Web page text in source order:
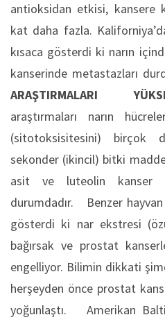
antioksidan etkisi, kansere
kat daha fazla.
kısaca gösterdi ki narın
kanserinde metastazları
ARAŞTIRMALARI
araştırmaları narın
(sitotoksisitesini)
sekonder (ikincil) bitki
asit ve luteolin kanser
durumdadır. Benzer
gösterdi ki nar ekstresi
bağırsak ve prostat
engelliyor. Bilimin dikkati
herşeyden önce prostat
yoğunlaştı. Amerikan